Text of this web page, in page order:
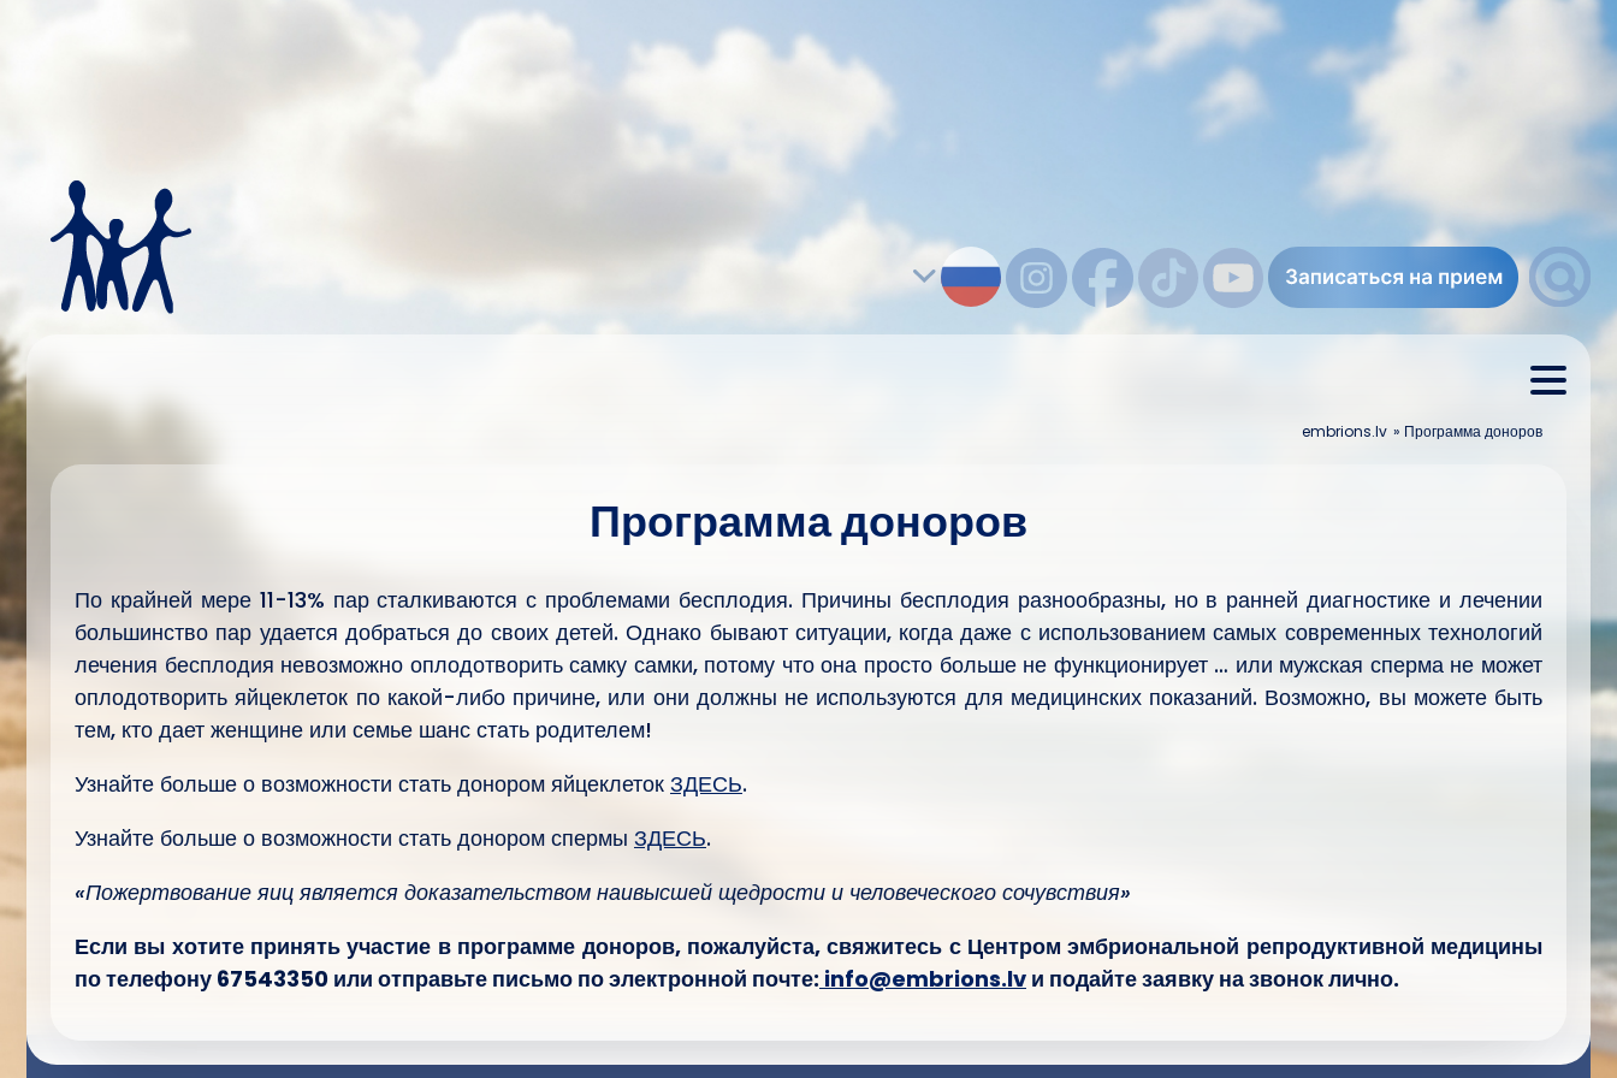
embrions.lv » Программа доноров
Программа доноров
По крайней мере 11-13% пар сталкиваются с проблемами бесплодия. Причины бесплодия разнообразны, но в ранней диагностике и лечении
большинство пар удается добраться до своих детей. Однако бывают ситуации, когда даже с использованием самых современных технологий
лечения бесплодия невозможно оплодотворить самку самки, потому что она просто больше не функционирует … или мужская сперма не может
оплодотворить яйцеклеток по какой-либо причине, или они должны не используются для медицинских показаний. Возможно, вы можете быть
тем, кто дает женщине или семье шанс стать родителем!
Узнайте больше о возможности стать донором яйцеклеток ЗДЕСЬ.
Узнайте больше о возможности стать донором спермы ЗДЕСЬ.
«Пожертвование яиц является доказательством наивысшей щедрости и человеческого сочувствия»
Если вы хотите принять участие в программе доноров, пожалуйста, свяжитесь с Центром эмбриональной репродуктивной медицины
по телефону 67543350 или отправьте письмо по электронной почте: info@embrions.lv и подайте заявку на звонок лично.